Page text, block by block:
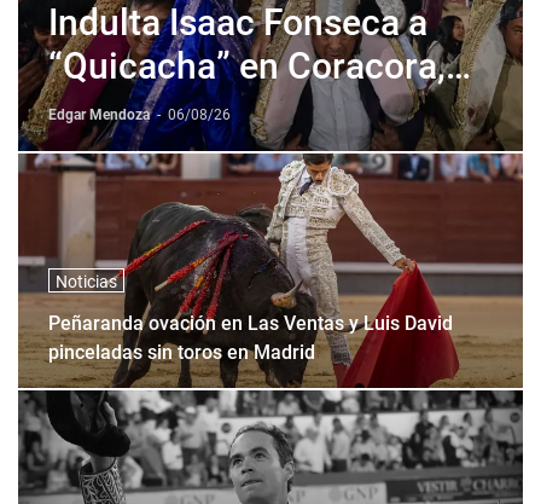
Indulta Isaac Fonseca a
“Quicacha” en Coracora,
Perú
Edgar Mendoza - 06/08/26
Noticias
Peñaranda ovación en Las Ventas y Luis David
pinceladas sin toros en Madrid